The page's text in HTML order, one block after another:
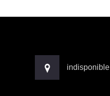
indisponible